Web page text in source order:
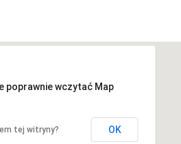
poprawnie wczytać Map
tej witryny? OK